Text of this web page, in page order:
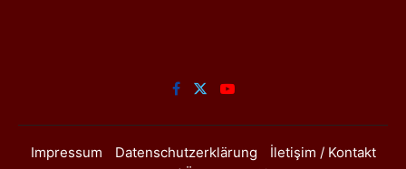
Impressum Datenschutzerklärung
İletişim / Kontakt